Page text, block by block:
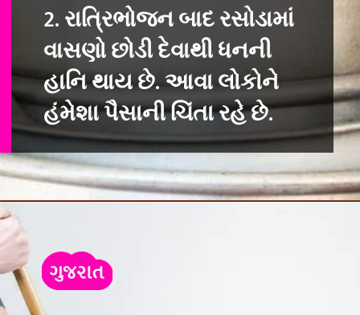
2. રાત્રિભોજન બાદ રસોડામાં
વાસણો છોડી દેવાથી ધનની
હાનિ થાય છે. આવા લોકોને
હંમેશા પૈસાની ચિંતા રહે છે.